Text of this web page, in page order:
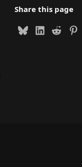
Share this page
BlueskyLinkedIn
Reddit